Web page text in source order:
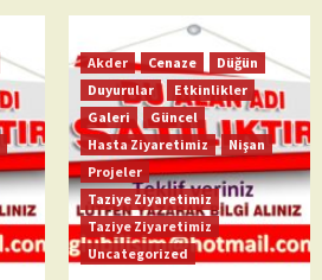
Akder Cenaze
Düğün
Duyurular
Etkinlikler
Galeri
Güncel
Hasta Ziyaretimiz
Nişan
Projeler
Taziye Ziyaretimiz
Taziye Ziyaretimiz
Uncategorized